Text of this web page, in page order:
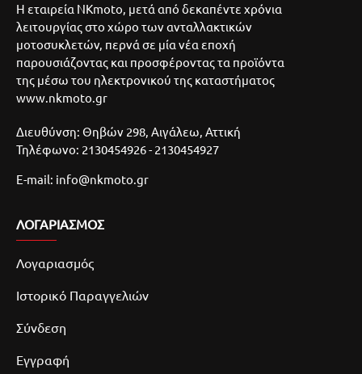
Η εταιρεία NKmoto, μετά από δεκαπέντε χρόνια
λειτουργίας στο χώρο των ανταλλακτικών
μοτοσυκλετών, περνά σε μία νέα εποχή
παρουσιάζοντας και προσφέροντας τα προϊόντα
της μέσω του ηλεκτρονικού της καταστήματος
www.nkmoto.gr
Διευθύνση: Θηβών 298, Αιγάλεω, Αττική
Τηλέφωνο: 2130454926 - 2130454927
E-mail: info@nkmoto.gr
ΛΟΓΑΡΙΑΣΜΌΣ
Λογαριασμός
Ιστορικό Παραγγελιών
Σύνδεση
Εγγραφή